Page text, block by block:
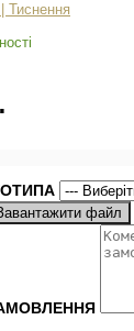
Тиснення
файл